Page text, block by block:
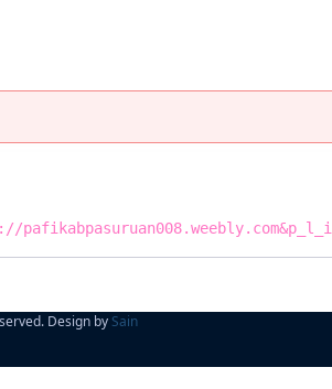
Design by Sain